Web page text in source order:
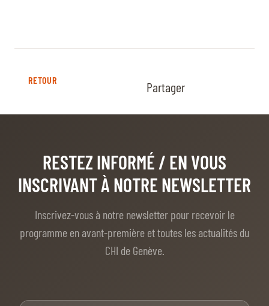
RETOUR Partager
RESTEZ INFORMÉ / EN VOUS
INSCRIVANT À NOTRE NEWSLETTER
Inscrivez-vous à notre newsletter pour recevoir le
programme en avant-première et toutes les actualités du
CHI de Genève.